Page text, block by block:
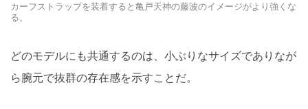
カーフストラップを装着すると亀戸天神の藤波のイメージがより強くな
る。
どのモデルにも共通するのは、小ぶりなサイズでありなが
ら腕元で抜群の存在感を示すことだ。